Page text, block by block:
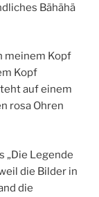
Bähähä
meinem Kopf
Kopf
auf einem
rosa Ohren
„Die Legende
die Bilder in
die